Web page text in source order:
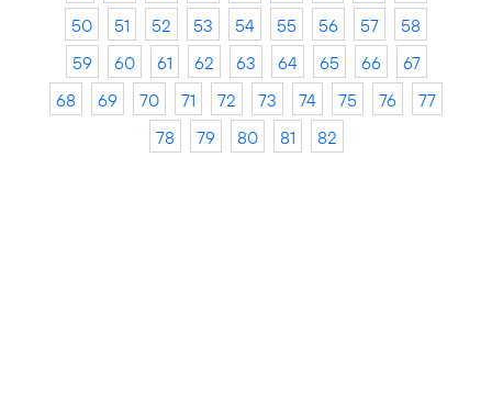
50
51 52 53 54 55 56 57
58
59
60 61 62 63 64 65 66
67
68
69 70 71 72 73 74 75 76
77
78
79 80 81 82